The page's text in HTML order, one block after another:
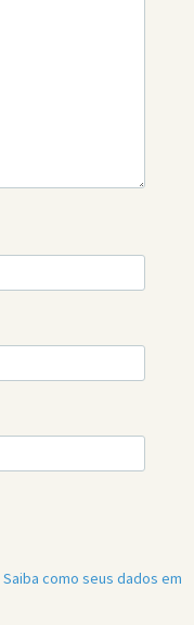
Saiba como seus dados em